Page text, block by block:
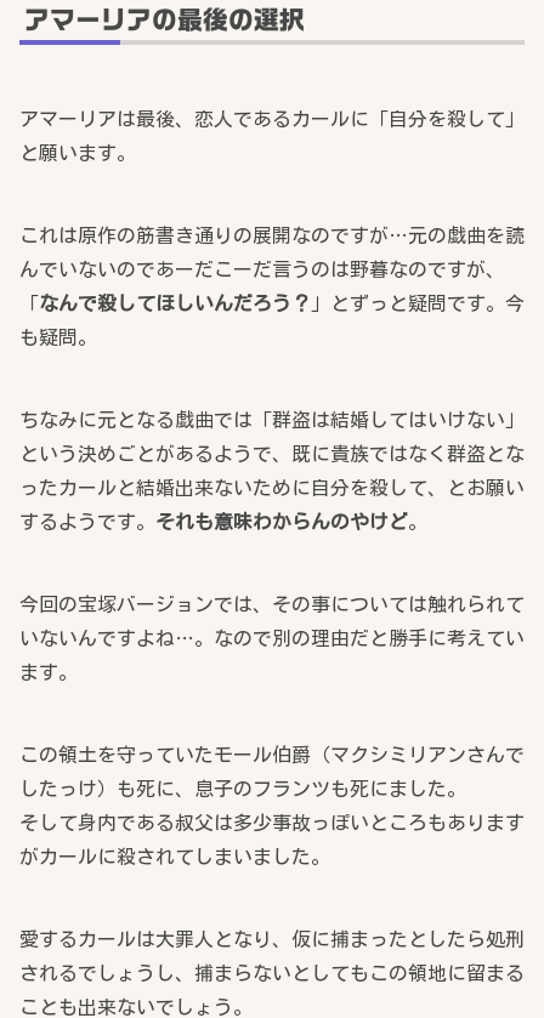
アマーリアの最後の選択
アマーリアは最後、恋人であるカールに「自分を殺して」
と願います。
これは原作の筋書き通りの展開なのですが…元の戯曲を読
んでいないのであーだこーだ言うのは野暮なのですが、
なんで殺してほしいんだろう？ 」とずっと疑問です。今
も疑問。
ちなみに元となる戯曲では「群盗は結婚してはいけない」
という決めごとがあるようで、既に貴族ではなく群盗とな
ったカールと結婚出来ないために自分を殺して、とお願い
するようです。 それも意味わからんのやけど。
今回の宝塚バージョンでは、その事については触れられて
いないんですよね…。なので別の理由だと勝手に考えてい
ます。
この領土を守っていたモール伯爵（マクシミリアンさんで
したっけ）も死に、息子のフランツも死にました。
そして身内である叔父は多少事故っぽいところもあります
がカールに殺されてしまいました。
愛するカールは大罪人となり、仮に捕まったとしたら処刑
されるでしょうし、捕まらないとしてもこの領地に留まる
ことも出来ないでしょう。